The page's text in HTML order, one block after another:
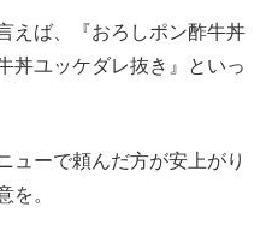
えば、『おろしポン酢牛丼
丼ユッケダレ抜き』といっ
ューで頼んだ方が安上がり
を。